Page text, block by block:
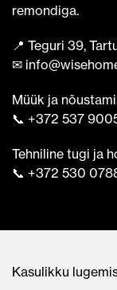
remondiga.
📍 Teguri 39,
✉
Müük ja
📞 +372 537
Tehniline tugi ja
📞 +372 530
Kasulikku